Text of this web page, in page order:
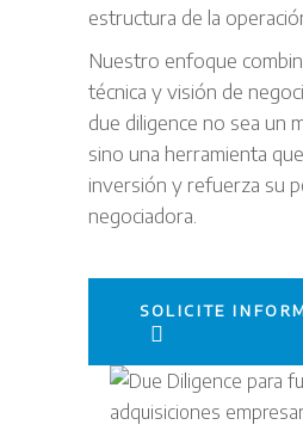
estructura de la
Nuestro enfoque
técnica y visión de
due diligence no sea un
sino una herramienta
inversión y refuerza su
negociadora.
SOLICITE